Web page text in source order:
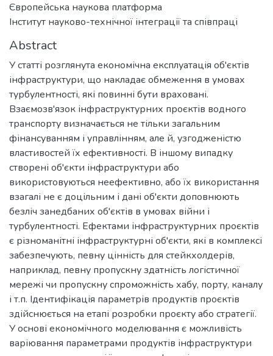
Європейська наукова платформа
Інститут науково-технічної інтеграції та співпраці
Abstract
У статті розглянута економічна експлуатація об'єктів
інфраструктури, що накладає обмеження в умовах
турбулентності, які повинні бути враховані.
Взаємозв'язок інфраструктурних проєктів водного
транспорту визначається не тільки загальним
фінансуванням і управлінням, але й, узгодженістю
властивостей їх ефективності. В іншому випадку
створені об'єкти інфраструктури або
використовуються неефективно, або їх використання
взагалі не є доцільним і дані об'єкти доповнюють
безліч занедбаних об'єктів в умовах війни і
турбулентності. Ефектами інфраструктурних проєктів
є різноманітні інфраструктурні об'єкти, які в комплексі
забезпечують, певну цінність для стейкхолдерів,
наприклад, певну пропускну здатність логістичної
мережі чи пропускну спроможність хабу, порту, каналу
і т.п. Ідентифікація параметрів продуктів проєктів
здійснюється на етапі розробки проєкту або стратегії.
У основі економічного моделювання є можливість
варіювання параметрами продуктів інфраструктури